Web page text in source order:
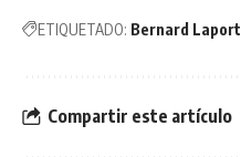
ETIQUETADO: Bernard
Compartir este artículo